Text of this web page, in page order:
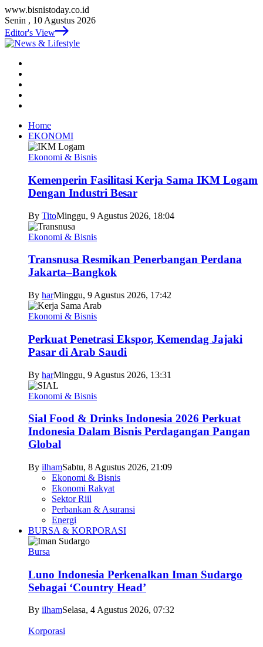
www.bisnistoday.co.id
Senin , 10 Agustus 2026
Editor's View
Home
EKONOMI
Ekonomi & Bisnis
Kemenperin Fasilitasi Kerja Sama IKM Logam
Dengan Industri Besar
By TitoMinggu, 9 Agustus 2026, 18:04
Ekonomi & Bisnis
Transnusa Resmikan Penerbangan Perdana
Jakarta–Bangkok
By harMinggu, 9 Agustus 2026, 17:42
Ekonomi & Bisnis
Perkuat Penetrasi Ekspor, Kemendag Jajaki
Pasar di Arab Saudi
By harMinggu, 9 Agustus 2026, 13:31
Ekonomi & Bisnis
Sial Food & Drinks Indonesia 2026 Perkuat
Indonesia Dalam Bisnis Perdagangan Pangan
Global
By ilhamSabtu, 8 Agustus 2026, 21:09
Ekonomi & Bisnis
Ekonomi Rakyat
Sektor Riil
Perbankan & Asuransi
Energi
BURSA & KORPORASI
Bursa
Luno Indonesia Perkenalkan Iman Sudargo
Sebagai ‘Country Head’
By ilhamSelasa, 4 Agustus 2026, 07:32
Korporasi